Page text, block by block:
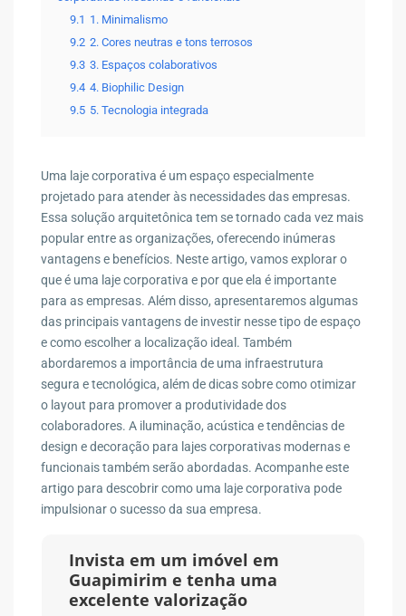
9.1 1. Minimalismo
9.2 2. Cores neutras e tons terrosos
9.3 3. Espaços colaborativos
9.4 4. Biophilic Design
9.5 5. Tecnologia integrada
Uma laje corporativa é um espaço especialmente
projetado para atender às necessidades das empresas.
Essa solução arquitetônica tem se tornado cada vez mais
popular entre as organizações, oferecendo inúmeras
vantagens e benefícios. Neste artigo, vamos explorar o
que é uma laje corporativa e por que ela é importante
para as empresas. Além disso, apresentaremos algumas
das principais vantagens de investir nesse tipo de espaço
e como escolher a localização ideal. Também
abordaremos a importância de uma infraestrutura
segura e tecnológica, além de dicas sobre como otimizar
o layout para promover a produtividade dos
colaboradores. A iluminação, acústica e tendências de
design e decoração para lajes corporativas modernas e
funcionais também serão abordadas. Acompanhe este
artigo para descobrir como uma laje corporativa pode
impulsionar o sucesso da sua empresa.
Invista em um imóvel em
Guapimirim e tenha uma
excelente valorização